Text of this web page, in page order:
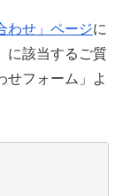
わせ」ページに
に該当するご質
せフォーム」よ